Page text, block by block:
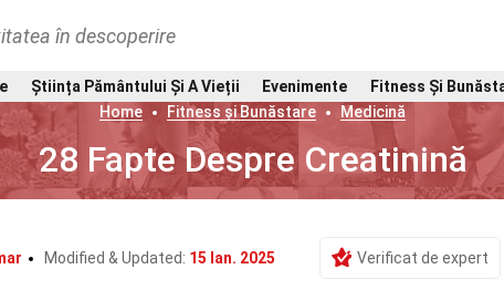
în descoperire
Știința Pământului Și A Vieții Evenimente Fitness Și
Home
Fitness și Bunăstare Medicină
28 Fapte Despre Creatinină
Modified & Updated: 15 Ian. 2025 Verificat de expert